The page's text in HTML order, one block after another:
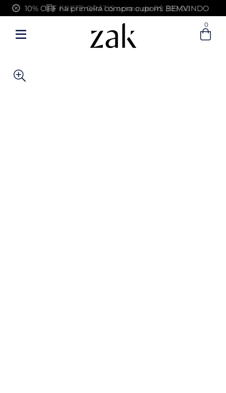
Entre com email ou cpf/cnpj
FRETE GRÁTIS acima de R$ 399,00
0